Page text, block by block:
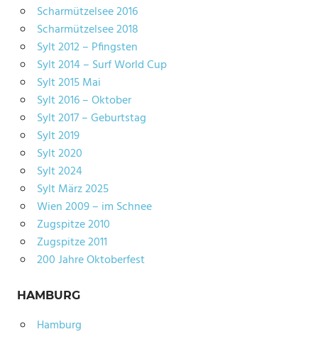
Scharmützelsee 2016
Scharmützelsee 2018
Sylt 2012 – Pfingsten
Sylt 2014 – Surf World Cup
Sylt 2015 Mai
Sylt 2016 – Oktober
Sylt 2017 – Geburtstag
Sylt 2019
Sylt 2020
Sylt 2024
Sylt März 2025
Wien 2009 – im Schnee
Zugspitze 2010
Zugspitze 2011
200 Jahre Oktoberfest
HAMBURG
Hamburg